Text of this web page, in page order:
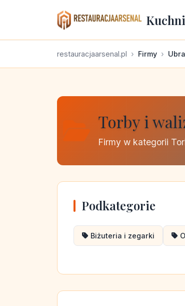
restauracjaarsenal.pl Firmy
Torby i
Firmy w kategorii
Podkategorie
Biżuteria i zegarki